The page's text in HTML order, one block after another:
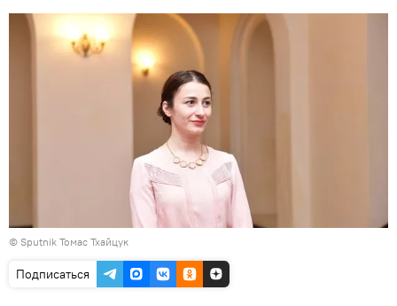
© Sputnik Томас Тхайцук
Подписаться